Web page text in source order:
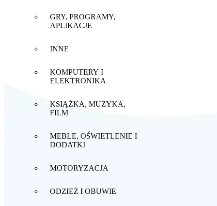
GRY, PROGRAMY,
APLIKACJE
INNE
KOMPUTERY I
ELEKTRONIKA
KSIĄŻKA, MUZYKA,
FILM
MEBLE, OŚWIETLENIE I
DODATKI
MOTORYZACJA
ODZIEŻ I OBUWIE